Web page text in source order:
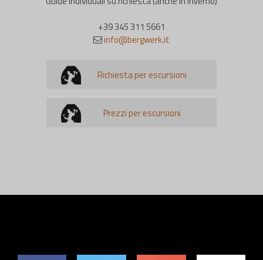
+39 345 311 5661
info@bergwerk.it
Richiesta per escursioni
Prezzi per escursioni